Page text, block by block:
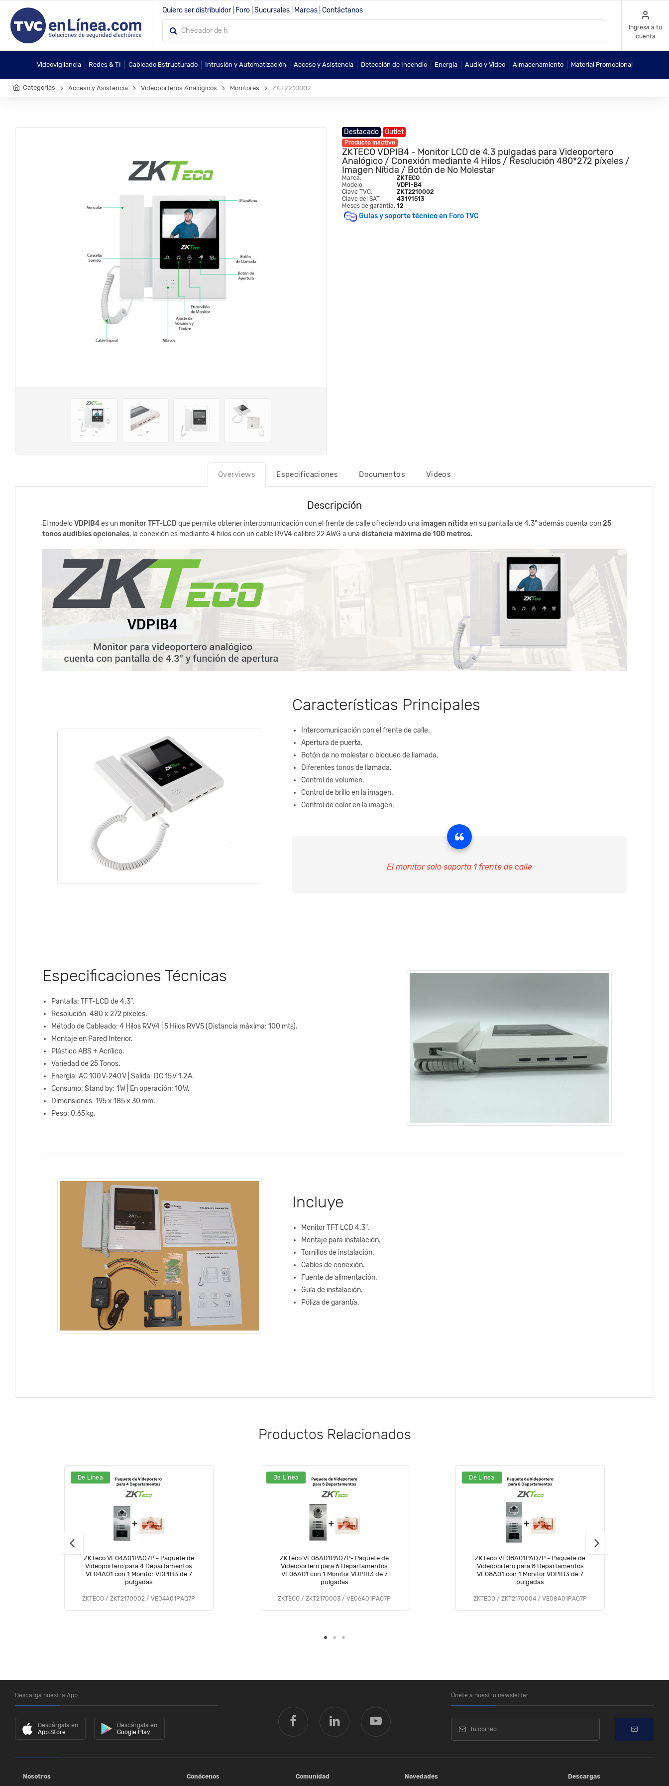
Quiero ser distribuidor Foro Sucursales Marcas Contáctanos
Ingresa a tu
cuenta
Videovigilancia Redes & TI Cableado Estructurado Intrusión y Automatización Acceso y Asistencia Detección de Incendio Energía Audio y Video Almacenamiento Material Promocional
Categorías Acceso y Asistencia Videoporteros Analógicos Monitores ZKT2210002
Destacado Outlet
Producto inactivo
ZKTECO VDPIB4 - Monitor LCD de 4.3 pulgadas para Videoportero
Analógico / Conexión mediante 4 Hilos / Resolución 480*272 píxeles /
Imagen Nítida / Botón de No Molestar
Marca:
ZKTECO
Modelo:
VDPI-B4
Clave TVC:
ZKT2210002
Clave del SAT:
43191513
Meses de garantía: 12
Guías y soporte técnico en Foro TVC
Overviews Especificaciones Documentos Videos
Descripción
El modeloVDPIB4es un monitor TFT-LCD que permite obtener intercomunicación con el frente de calle ofreciendo una imagen nítidaen su pantalla de 4.3" además cuenta con25
tonos audibles opcionales, la conexión es mediante 4 hilos con un cable RVV4 calibre 22 AWG a una distancia máxima de 100 metros.
Características Principales
Intercomunicación con el frente de calle.
Apertura de puerta.
Botón de no molestar o bloqueo de llamada.
Diferentes tonos de llamada.
Control de volumen.
Control de brillo en la imagen.
Control de color en la imagen.
El monitor solo soporta 1 frente de calle
Especificaciones Técnicas
Pantalla: TFT-LCD de 4.3”.
Resolución: 480 x 272 píxeles.
Método de Cableado: 4 Hilos RVV4 | 5 Hilos RVV5 (Distancia máxima: 100 mts).
Montaje en Pared Interior.
Plástico ABS + Acrílico.
Variedad de 25 Tonos.
Energía: AC 100 V-240 V | Salida: DC 15 V 1.2 A.
Consumo: Stand by: 1 W | En operación: 10 W.
Dimensiones: 195 x 185 x 30 mm.
Peso: 0.65 kg.
Incluye
Monitor TFT LCD 4.3".
Montaje para instalación.
Tornillos de instalación.
Cables de conexión.
Fuente de alimentación.
Guía de instalación.
Póliza de garantía.
Productos Relacionados
De Línea
ZKTeco VE04A01PAQ7P - Paquete de
Videoportero para 4 Departamentos
VE04A01 con 1 Monitor VDPIB3 de 7
pulgadas
ZKTECO / ZKT2170002 / VE04A01PAQ7P
De Línea
ZKTeco VE06A01PAQ7P- Paquete de
Videoportero para 6 Departamentos
VE06A01 con 1 Monitor VDPIB3 de 7
pulgadas
ZKTECO / ZKT2170003 / VE06A01PAQ7P
De Línea
ZKTeco VE08A01PAQ7P - Paquete de
Videoportero para 8 Departamentos
VE08A01 con 1 Monitor VDPIB3 de 7
pulgadas
ZKTECO / ZKT2170004 / VE08A01PAQ7P
Descarga nuestra App
Descárgala en
App Store
Descárgala en
Google Play
Únete a nuestro newsletter
Nosotros Conócenos Comunidad Novedades Descargas